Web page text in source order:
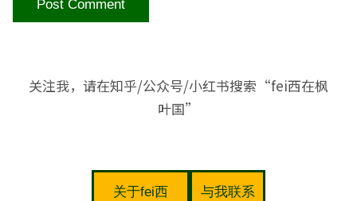
关注我，请在知乎/公众号/小红书搜索“fei西在枫
叶国”
关于fei西 与我联系